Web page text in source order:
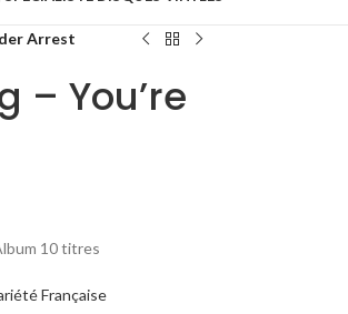
Arrest
– You’re
10 titres
Française